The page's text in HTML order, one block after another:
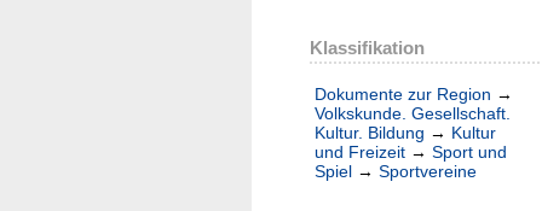
Klassifikation
Dokumente zur Region →
Volkskunde. Gesellschaft.
Kultur. Bildung → Kultur
und Freizeit → Sport und
Spiel → Sportvereine